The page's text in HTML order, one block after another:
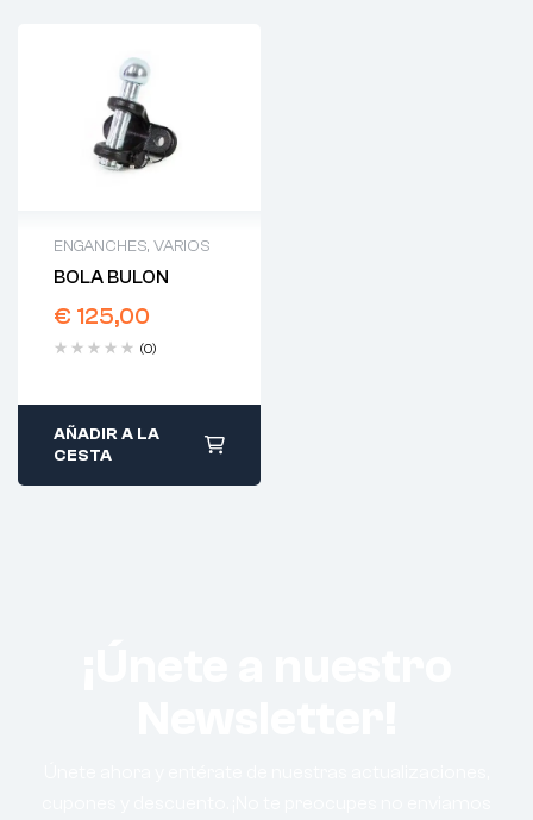
ENGANCHES, VARIOS
BOLA BULON
€ 125,00
(0)
AÑADIR A LA
CESTA